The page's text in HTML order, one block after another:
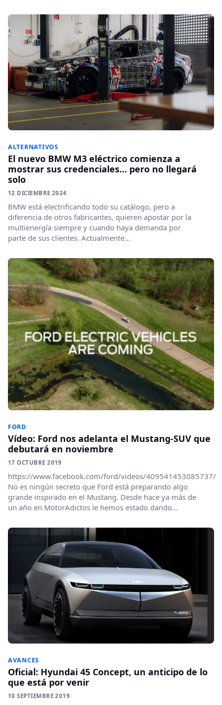
ALTERNATIVOS
El nuevo BMW M3 eléctrico comienza a
mostrar sus credenciales… pero no llegará
solo
12 DICIEMBRE 2024
BMW está electrificando todo su catálogo, pero a
diferencia de otros fabricantes, quieren apostar por la
multienergía siempre y cuando haya demanda por
parte de sus clientes. Actualmente...
FORD
Vídeo: Ford nos adelanta el Mustang-SUV que
debutará en noviembre
17 OCTUBRE 2019
https://www.facebook.com/ford/videos/409541453085737/
No es ningún secreto que Ford está preparando algo
grande inspirado en el Mustang. Desde hace ya más de
un año en MotorAdictos le hemos estado dando...
AVANCES
Oficial: Hyundai 45 Concept, un anticipo de lo
que está por venir
10 SEPTIEMBRE 2019